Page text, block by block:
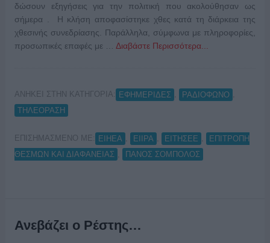
δώσουν εξηγήσεις για την πολιτική που ακολούθησαν ως
σήμερα . Η κλήση αποφασίστηκε χθες κατά τη διάρκεια της
χθεσινής συνεδρίασης. Παράλληλα, σύμφωνα με πληροφορίες,
προσωπικές επαφές με … Διαβάστε Περισσότερα...
ΑΝΗΚΕΙ ΣΤΗΝ ΚΑΤΗΓΟΡΙΑ: ΕΦΗΜΕΡΙΔΕΣ ΡΑΔΙΟΦΩΝΟ
ΤΗΛΕΟΡΑΣΗ
ΕΠΙΣΗΜΑΣΜΕΝΟ ΜΕ: ΕΙΗΕΑ ΕΙΙΡΑ ΕΙΤΗΣΕΕ
ΕΠΙΤΡΟΠΗ
ΘΕΣΜΩΝ ΚΑΙ ΔΙΑΦΑΝΕΙΑΣ
ΠΑΝΟΣ ΣΟΜΠΟΛΟΣ
Ανεβάζει ο Ρέστης…